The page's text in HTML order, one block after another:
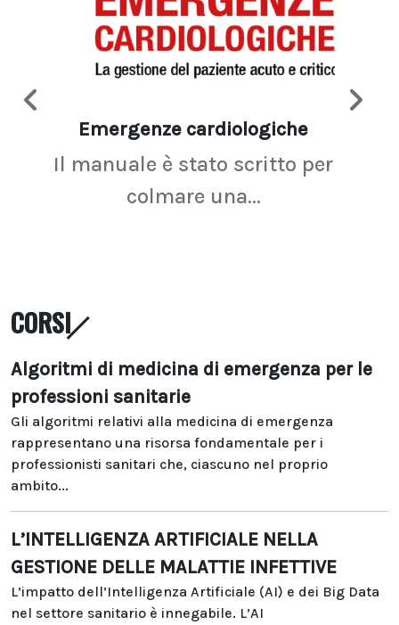
Emergenze cardiologiche
Il manuale è stato scritto per
colmare una...
CORSI
Algoritmi di medicina di emergenza per le
professioni sanitarie
Gli algoritmi relativi alla medicina di emergenza
rappresentano una risorsa fondamentale per i
professionisti sanitari che, ciascuno nel proprio
ambito...
L’INTELLIGENZA ARTIFICIALE NELLA
GESTIONE DELLE MALATTIE INFETTIVE
L’impatto dell’Intelligenza Artificiale (AI) e dei Big Data
nel settore sanitario è innegabile. L’AI